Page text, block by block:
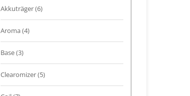
Akkuträger(6)
Aroma(4)
Base(3)
Clearomizer(5)